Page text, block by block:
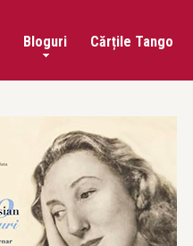
Bloguri Cărțile Tango